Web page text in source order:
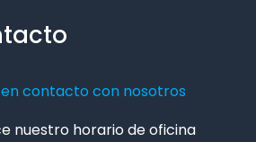
contacto con nosotros
nuestro horario de oficina